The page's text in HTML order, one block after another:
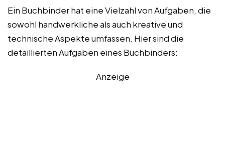
Ein Buchbinder hat eine Vielzahl von Aufgaben, die
sowohl handwerkliche als auch kreative und
technische Aspekte umfassen. Hier sind die
detaillierten Aufgaben eines Buchbinders:
Anzeige